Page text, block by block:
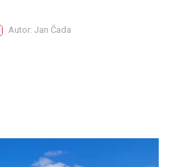
Autor: Jan Čada